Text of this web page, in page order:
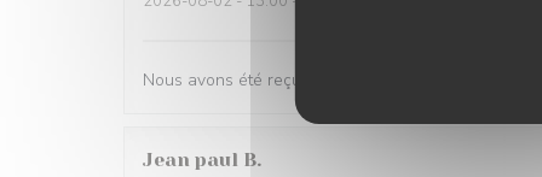
Nous avons été reçus par un personnel
Jean paul B